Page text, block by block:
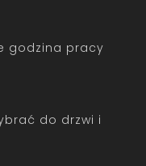
godzina pracy
do drzwi i